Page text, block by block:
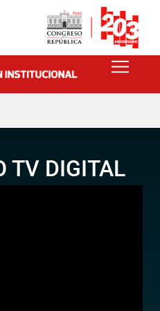
TV DIGITAL